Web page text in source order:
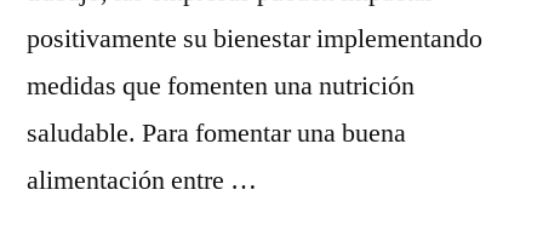
positivamente su bienestar implementando
medidas que fomenten una nutrición
saludable. Para fomentar una buena
alimentación entre …